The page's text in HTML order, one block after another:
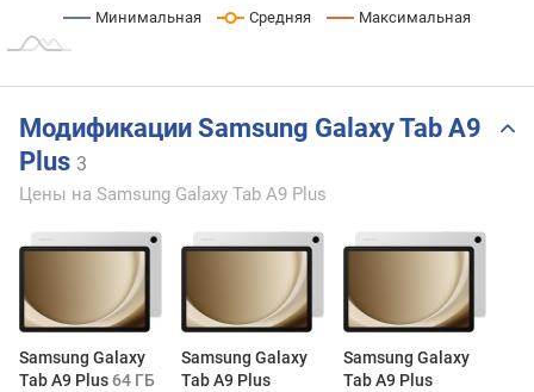
Минимальная Средняя Максимальная
Модификации Samsung Galaxy Tab A9
Plus 3
Цены на Samsung Galaxy Tab A9 Plus
Samsung Galaxy
Tab A9 Plus64 ГБ
Samsung Galaxy
Tab A9 Plus
Samsung Galaxy
Tab A9 Plus